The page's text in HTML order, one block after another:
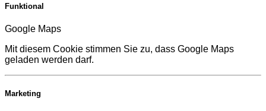
Funktional
Google Maps
Mit diesem Cookie stimmen Sie zu, dass Google Maps
geladen werden darf.
Marketing